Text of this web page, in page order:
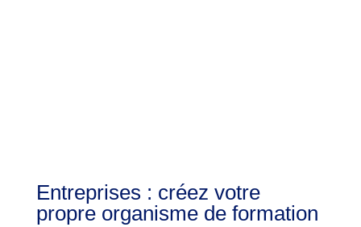
Entreprises : créez votre
propre organisme de formation